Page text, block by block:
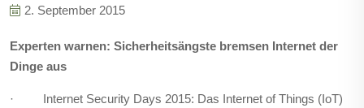
2. September 2015
Experten warnen: Sicherheitsängste bremsen Internet der
Dinge aus
· Internet Security Days 2015: Das Internet of Things (IoT)